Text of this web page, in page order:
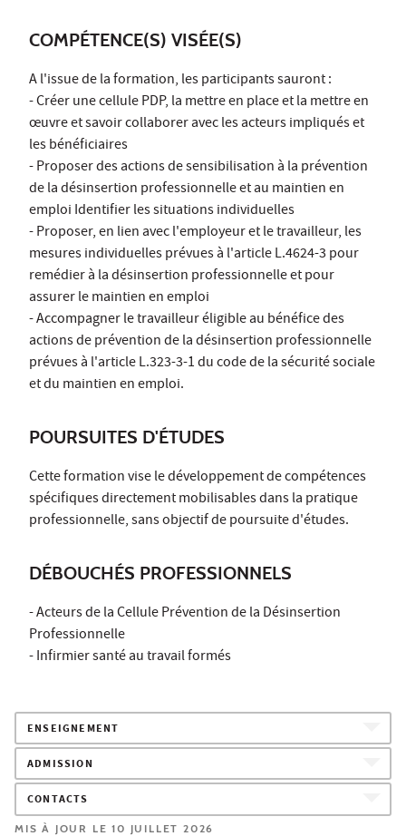
COMPÉTENCE(S) VISÉE(S)
A l'issue de la formation, les participants sauront :
- Créer une cellule PDP, la mettre en place et la mettre en
œuvre et savoir collaborer avec les acteurs impliqués et
les bénéficiaires
- Proposer des actions de sensibilisation à la prévention
de la désinsertion professionnelle et au maintien en
emploi Identifier les situations individuelles
- Proposer, en lien avec l'employeur et le travailleur, les
mesures individuelles prévues à l'article L.4624-3 pour
remédier à la désinsertion professionnelle et pour
assurer le maintien en emploi
- Accompagner le travailleur éligible au bénéfice des
actions de prévention de la désinsertion professionnelle
prévues à l'article L.323-3-1 du code de la sécurité sociale
et du maintien en emploi.
POURSUITES D'ÉTUDES
Cette formation vise le développement de compétences
spécifiques directement mobilisables dans la pratique
professionnelle, sans objectif de poursuite d'études.
DÉBOUCHÉS PROFESSIONNELS
- Acteurs de la Cellule Prévention de la Désinsertion
Professionnelle
- Infirmier santé au travail formés
ENSEIGNEMENT
ADMISSION
CONTACTS
MIS À JOUR LE 10 JUILLET 2026